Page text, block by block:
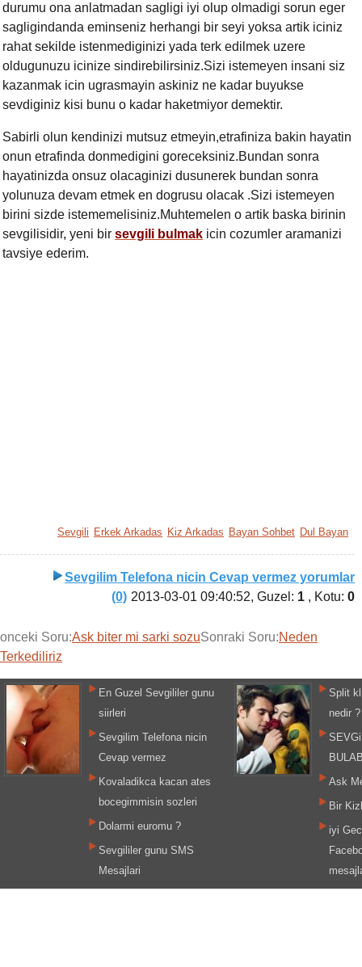
durumu ona anlatmadan sagligi iyi olup olmadigi sorun eger
sagligindanda eminseniz herhangi bir seyi yoksa artik iciniz
rahat sekilde istenmediginizi yada terk edilmek uzere
oldugunuzu icinize sindirebilirsiniz.Sizi istemeyen insani siz
kazanmak icin ugrasmayin askiniz ne kadar buyukse
sevdiginiz kisi bunu o kadar haketmiyor demektir.
Sabirli olun kendinizi mutsuz etmeyin,etrafiniza bakin hayatin
onun etrafinda donmedigini goreceksiniz.Bundan sonra
hayatinizda onsuz olacaginizi dusunerek bundan sonra
yolunuza devam etmek en dogrusu olacak .Sizi istemeyen
birini sizde istememelisiniz.Muhtemelen o artik baska birinin
sevgilisidir, yeni bir sevgili bulmak icin cozumler aramanizi
tavsiye ederim.
Sevgili Erkek Arkadas Kiz Arkadas Bayan Sohbet Dul Bayan
Sevgilim Telefona nicin Cevap vermez yorumlar
(0) 2013-03-01 09:40:52, Guzel: 1 , Kotu:0
onceki Soru:Ask biter mi sarki sozuSonraki Soru:Neden
Terkediliriz
En Guzel Sevgililer gunu
siirleri
Sevgilim Telefona nicin
Cevap vermez
Kovaladikca kacan ates
bocegimmisin sozleri
Dolarmi euromu ?
Sevgililer gunu SMS
Mesajlari
Split
nedir ?
Ask
Bir
iyi